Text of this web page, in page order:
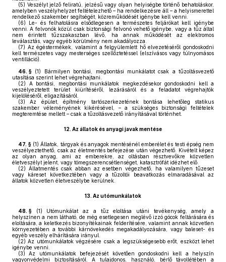
(5) Veszélyt jelző feliratú, jelzésű vagy olyan helyiségbe történő behatoláskor,
amelyben veszélyhelyzet feltételezhető – ha rendelkezésre áll – a helyismerettel
rendelkező szakember segítségét, közreműködését igénybe kell venni.
(6) Le- és felhatolásra elsődlegesen a természetes feljárókat kell igénybe
venni. A felvonók közül csak biztonsági felvonó vehető igénybe, vagy a tűz által
nem érintett tűzszakaszban lévő, ha annak működését az elektromos
leválasztás, vagy egyéb körülmény nem akadályozza.
(7) Az égéstermékek, valamint a felgyülemlett hő elvezetéséről gondoskodni
kell természetes vagy mesterséges szellőztetéssel (elszívásos vagy túlnyomásos
ventilláció).
46. § (1)
Bármilyen bontási, megbontási munkálatot csak a tűzoltásvezető
utasítása szerint lehet végrehajtani.
(2) A bontási, megbontási munkálatok megkezdésekor gondoskodni kell a
veszélyeztetett terület kiürítéséről, lezárásáról és a feladatot végrehajtók
kijelöléséről, eligazításáról.
(3) Az épület, építmény tartószerkezetének bontása lehetőleg statikus
szakember véleményének kikérésével, – a szükséges biztonsági feltételek
megteremtése mellett – csak a tűzoltásvezető irányításával történhet.
12. Az állatok és anyagi javak mentése
47. § (1) Állatok, tárgyak és anyagok mentésénél emberélet és testi épség nem
veszélyeztethető, csak az életmentés befejezése után végezhető. Kivételt képez
az olyan anyag, ami az emberekre, az oltásban résztvevőkre közvetlen
életveszélyt jelent, vagy tömegszerencsétlenséget, katasztrófát idézhet elő.
(2) Állatmentés csak abban az esetben végezhető, ha valamilyen tűzeset
vagy káreset következtében vagy a tűzoltói beavatkozás elmaradásával az
állatok közvetlen életveszélybe kerülnek.
13. Az utómunkálatok
48. § (1) Utómunkálat az a tűz eloltása utáni tevékenység, amely a
helyszínen a nem látható, de még esetlegesen meglévő izzó gócok feltárására és
eloltására, a keletkezés bizonyítékainak felderítésére, valamint annak közvetlen
környezetében a további kárnövekedés megakadályozására, vagy baleset- és
egyéb veszély elhárítására irányul.
(2) Az utómunkálatok végzésére csak a legszükségesebb erőt, eszközt lehet
igénybe venni.
(3) Az utómunkálatok befejezését követően gondoskodni kell a helyszín
vagyonvédelmi biztosításáról. A tulajdonos, használó, bérlő távollétében a